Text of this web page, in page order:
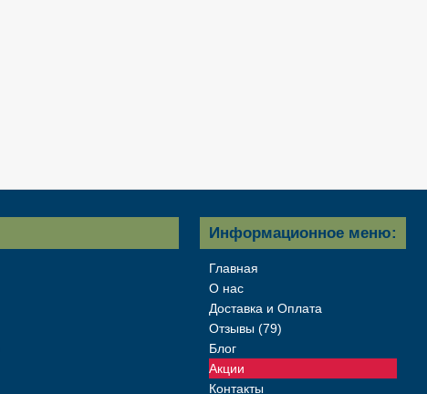
Информационное меню:
Главная
О нас
Доставка и Оплата
Отзывы (79)
Блог
Акции
Контакты